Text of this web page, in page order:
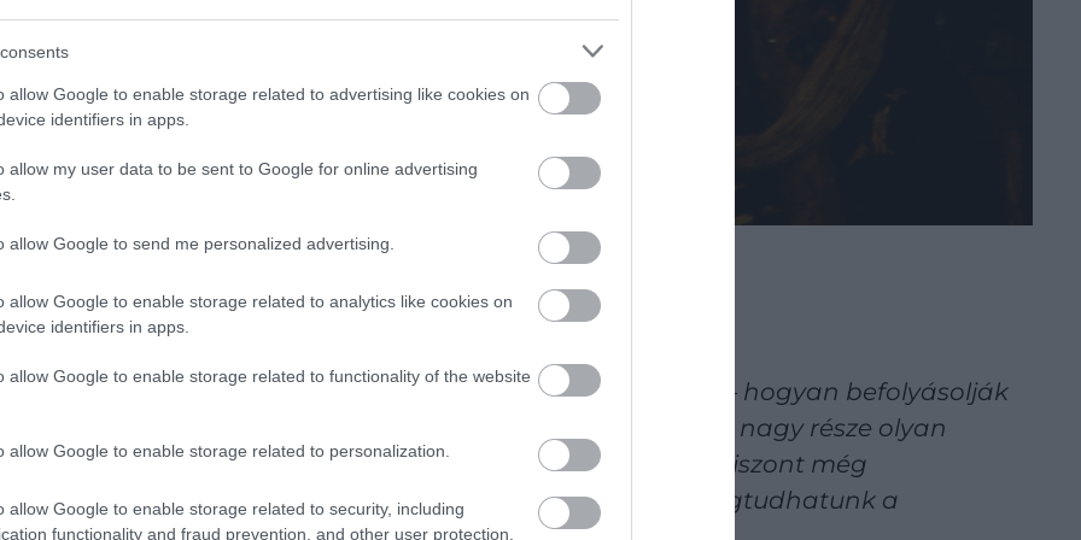
allow Google to enable storage related to advertising like cookies on
identifiers in apps.
allow my user data to be sent to Google for online advertising
allow Google to send me personalized advertising.
allow Google to enable storage related to analytics like cookies on
identifiers in apps.
allow Google to enable storage related to functionality of the website
allow Google to enable storage related to personalization.
allow Google to enable storage related to security, including
functionality and fraud prevention, and other user protection.
okaiban:
az időjárás – vagyis a meteorológia rövid távú változásai – hogyan befolyásolják
Részben azért, mert a veszélyes kígyómarások nagy része olyan
jó adatok a megbetegedések és a halálozás okairól. Viszont még
és régen bevált járványtani módszerekkel is sokat megtudhatunk a